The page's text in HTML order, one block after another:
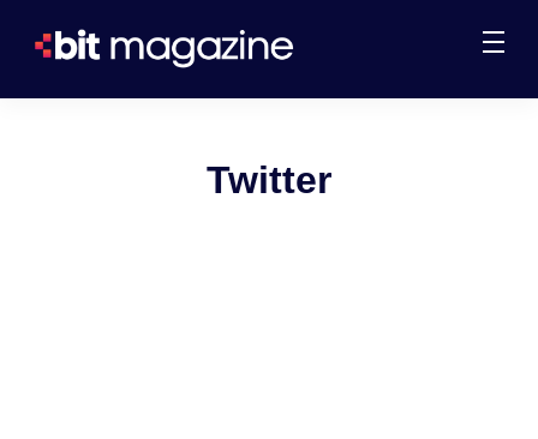
Twitter